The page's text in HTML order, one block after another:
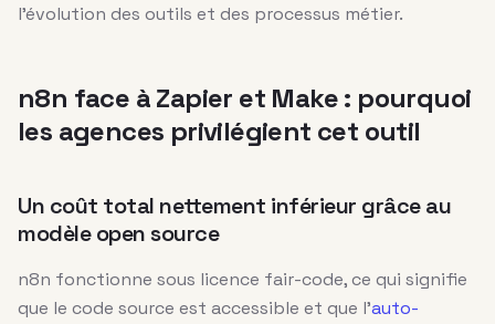
l’évolution des outils et des processus métier.
n8n face à Zapier et Make : pourquoi
les agences privilégient cet outil
Un coût total nettement inférieur grâce au
modèle open source
n8n fonctionne sous licence fair-code, ce qui signifie
que le code source est accessible et que l’auto-